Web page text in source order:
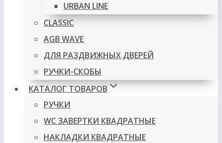
URBAN LINE
CLASSIC
AGB WAVE
ДЛЯ РАЗДВИЖНЫХ ДВЕРЕЙ
РУЧКИ-СКОБЫ
КАТАЛОГ ТОВАРОВ
РУЧКИ
WC ЗАВЕРТКИ КВАДРАТНЫЕ
НАКЛАДКИ КВАДРАТНЫЕ